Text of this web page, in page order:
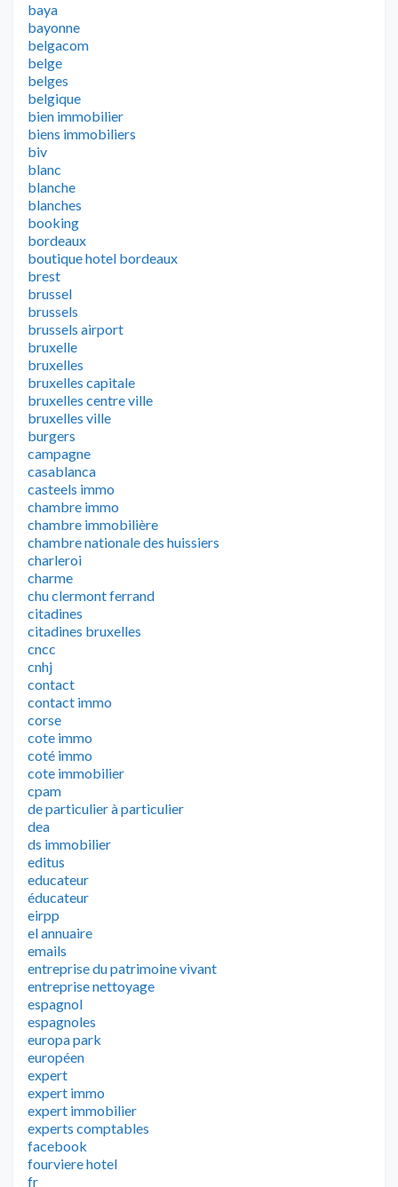
baya
bayonne
belgacom
belge
belges
belgique
bien immobilier
biens immobiliers
biv
blanc
blanche
blanches
booking
bordeaux
boutique hotel bordeaux
brest
brussel
brussels
brussels airport
bruxelle
bruxelles
bruxelles capitale
bruxelles centre ville
bruxelles ville
burgers
campagne
casablanca
casteels immo
chambre immo
chambre immobilière
chambre nationale des huissiers
charleroi
charme
chu clermont ferrand
citadines
citadines bruxelles
cncc
cnhj
contact
contact immo
corse
cote immo
coté immo
cote immobilier
cpam
de particulier à particulier
dea
ds immobilier
editus
educateur
éducateur
eirpp
el annuaire
emails
entreprise du patrimoine vivant
entreprise nettoyage
espagnol
espagnoles
europa park
européen
expert
expert immo
expert immobilier
experts comptables
facebook
fourviere hotel
fr